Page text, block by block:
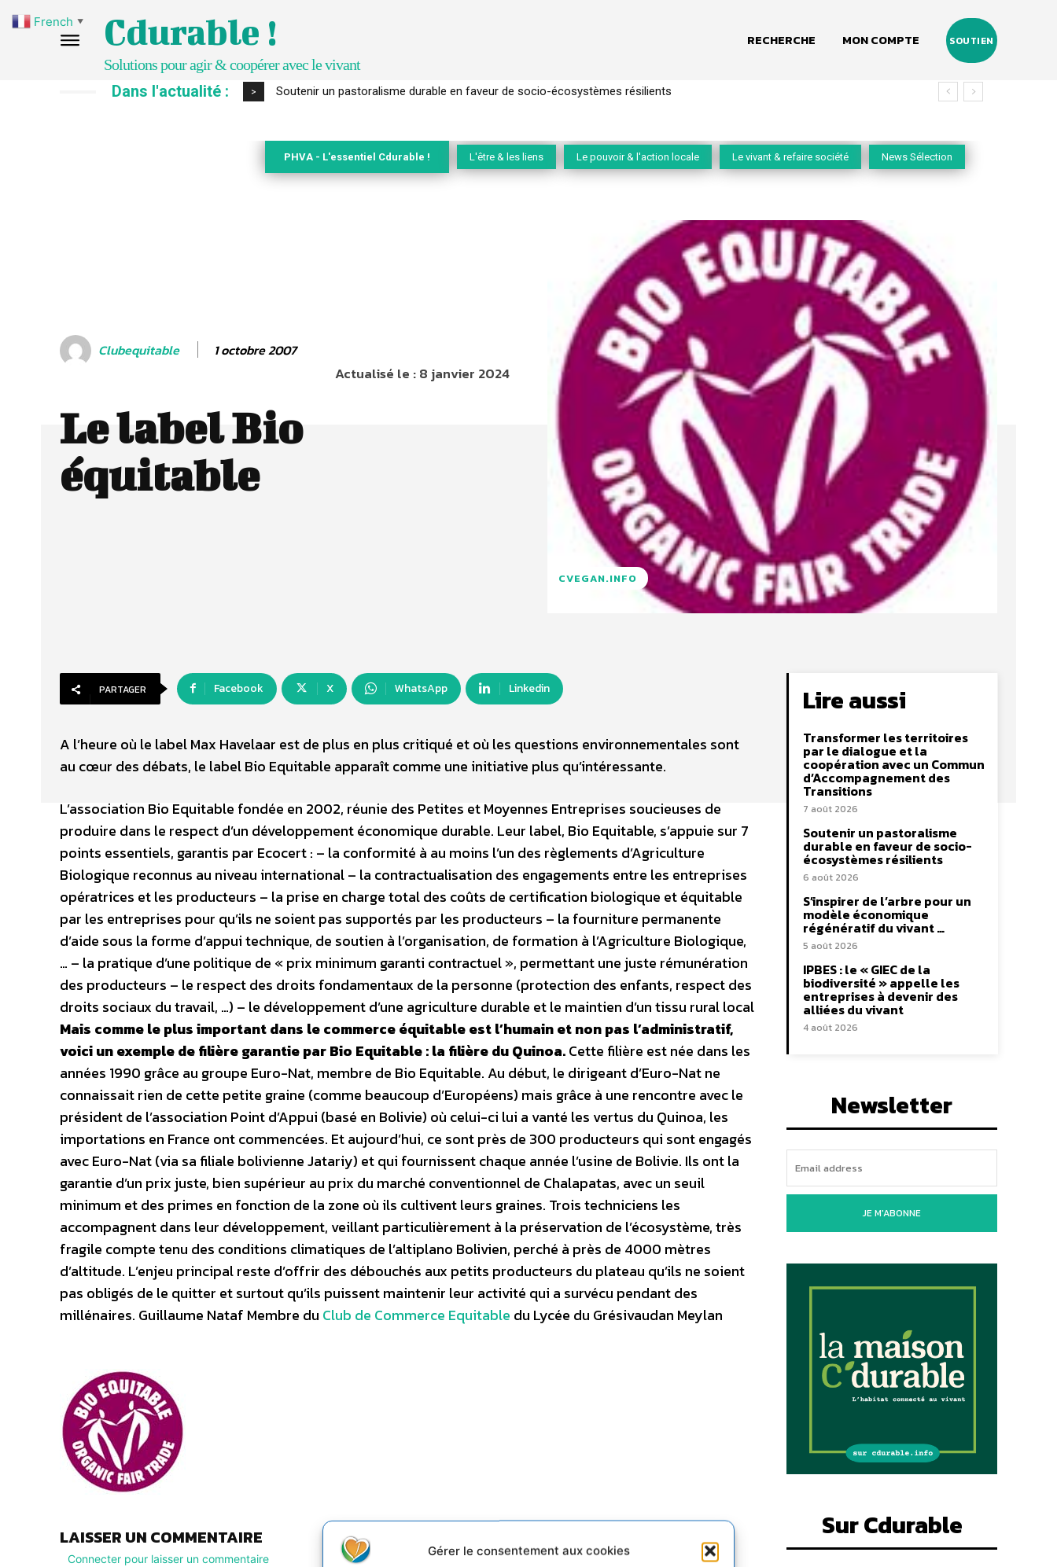
Gérer le consentement aux cookies
Cdurable !
Solutions pour agir & coopérer avec le vivant
RECHERCHE MON COMPTE SOUTIEN
Dans l'actualité : > S’inspirer de l’arbre pour un modèle économique régénératif du vivant …
PHVA - L'essentiel Cdurable ! L'être & les liens Le pouvoir & l'action locale Le vivant & refaire société News Sélection
Clubequitable 1 octobre 2007
Actualisé le :8 janvier 2024
Le label Bio
équitable
CVEGAN.INFO
PARTAGER Facebook X WhatsApp Linkedin
A l’heure où le label Max Havelaar est de plus en plus critiqué et où les questions environnementales sont
au cœur des débats, le label Bio Equitable apparaît comme une initiative plus qu’intéressante.
L’association Bio Equitable fondée en 2002, réunie des Petites et Moyennes Entreprises soucieuses de
produire dans le respect d’un développement économique durable. Leur label, Bio Equitable, s’appuie sur 7
points essentiels, garantis par Ecocert : – la conformité à au moins l’un des règlements d’Agriculture
Biologique reconnus au niveau international – la contractualisation des engagements entre les entreprises
opératrices et les producteurs – la prise en charge total des coûts de certification biologique et équitable
par les entreprises pour qu’ils ne soient pas supportés par les producteurs – la fourniture permanente
d’aide sous la forme d’appui technique, de soutien à l’organisation, de formation à l’Agriculture Biologique,
… – la pratique d’une politique de « prix minimum garanti contractuel », permettant une juste rémunération
des producteurs – le respect des droits fondamentaux de la personne (protection des enfants, respect des
droits sociaux du travail, …) – le développement d’une agriculture durable et le maintien d’un tissu rural local
Mais comme le plus important dans le commerce équitable est l’humain et non pas l’administratif,
voici un exemple de filière garantie par Bio Equitable : la filière du Quinoa.Cette filière est née dans les
années 1990 grâce au groupe Euro-Nat, membre de Bio Equitable. Au début, le dirigeant d’Euro-Nat ne
connaissait rien de cette petite graine (comme beaucoup d’Européens) mais grâce à une rencontre avec le
président de l’association Point d’Appui (basé en Bolivie) où celui-ci lui a vanté les vertus du Quinoa, les
importations en France ont commencées. Et aujourd’hui, ce sont près de 300 producteurs qui sont engagés
avec Euro-Nat (via sa filiale bolivienne Jatariy) et qui fournissent chaque année l’usine de Bolivie. Ils ont la
garantie d’un prix juste, bien supérieur au prix du marché conventionnel de Chalapatas, avec un seuil
minimum et des primes en fonction de la zone où ils cultivent leurs graines. Trois techniciens les
accompagnent dans leur développement, veillant particulièrement à la préservation de l’écosystème, très
fragile compte tenu des conditions climatiques de l’altiplano Bolivien, perché à près de 4000 mètres
d’altitude. L’enjeu principal reste d’offrir des débouchés aux petits producteurs du plateau qu’ils ne soient
pas obligés de le quitter et surtout qu’ils puissent maintenir leur activité qui a survécu pendant des
millénaires. Guillaume Nataf Membre du Club de Commerce Equitable du Lycée du Grésivaudan Meylan
LAISSER UN COMMENTAIRE
Connecter pour laisser un commentaire
Lire aussi
Transformer les territoires
par le dialogue et la
coopération avec un Commun
d’Accompagnement des
Transitions
7 août 2026
Soutenir un pastoralisme
durable en faveur de socio-
écosystèmes résilients
6 août 2026
S’inspirer de l’arbre pour un
modèle économique
régénératif du vivant …
5 août 2026
IPBES : le « GIEC de la
biodiversité » appelle les
entreprises à devenir des
alliées du vivant
4 août 2026
Newsletter
JE M'ABONNE
Sur Cdurable
French ▼